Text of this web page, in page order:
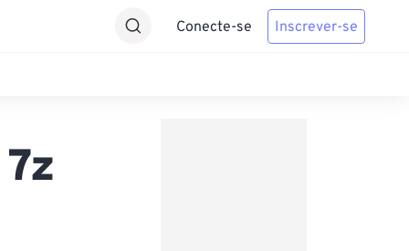
Conecte-se Inscrever-se